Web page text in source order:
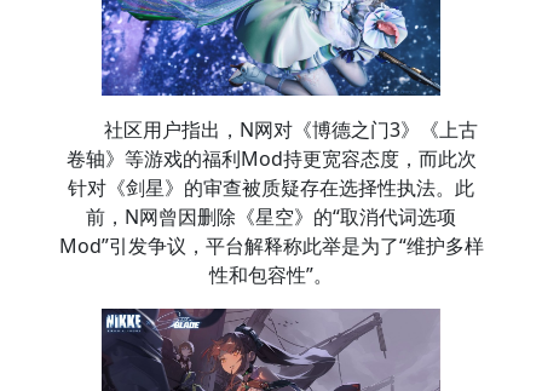
社区用户指出，N网对《博德之门3》《上古
卷轴》等游戏的福利Mod持更宽容态度，而此次
针对《剑星》的审查被质疑存在选择性执法。此
前，N网曾因删除《星空》的“取消代词选项
Mod”引发争议，平台解释称此举是为了“维护多样
性和包容性”。